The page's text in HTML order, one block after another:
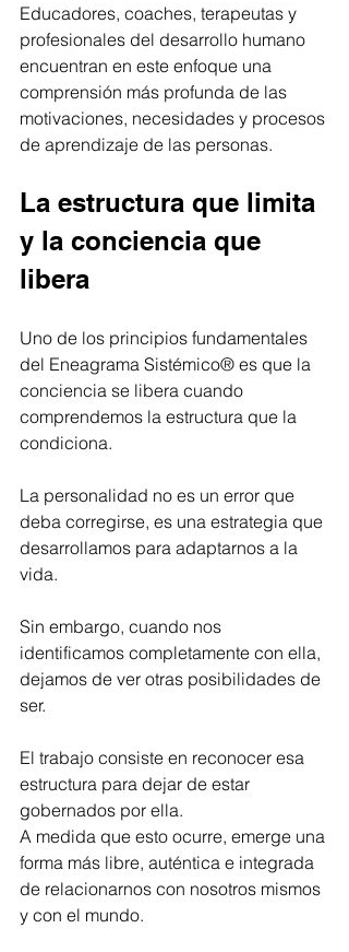
Educadores, coaches, terapeutas y
profesionales del desarrollo humano
encuentran en este enfoque una
comprensión más profunda de las
motivaciones, necesidades y procesos
de aprendizaje de las personas.
La estructura que limita
y la conciencia que
libera
Uno de los principios fundamentales
del Eneagrama Sistémico® es que la
conciencia se libera cuando
comprendemos la estructura que la
condiciona.
La personalidad no es un error que
deba corregirse, es una estrategia que
desarrollamos para adaptarnos a la
vida.
Sin embargo, cuando nos
identificamos completamente con ella,
dejamos de ver otras posibilidades de
ser.
El trabajo consiste en reconocer esa
estructura para dejar de estar
gobernados por ella.
A medida que esto ocurre, emerge una
forma más libre, auténtica e integrada
de relacionarnos con nosotros mismos
y con el mundo.